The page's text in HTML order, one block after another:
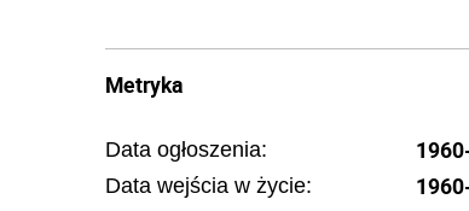
Metryka
Data ogłoszenia:
Data wejścia w życie: